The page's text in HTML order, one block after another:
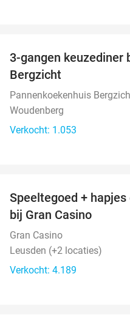
3-gangen keuzediner
Bergzicht
Pannenkoekenhuis
Woudenberg
Verkocht: 1.053
Speeltegoed +
bij Gran Casino
Gran Casino
Leusden (+2 locaties)
Verkocht: 4.189